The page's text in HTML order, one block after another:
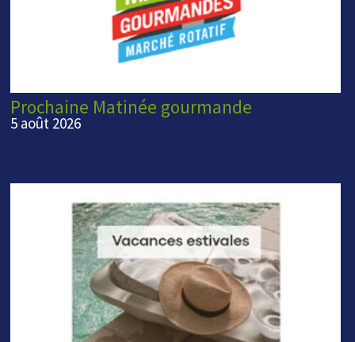
Prochaine Matinée gourmande
5 août 2026